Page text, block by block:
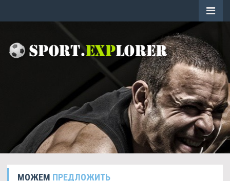
МОЖЕМ ПРЕДЛОЖИТЬ